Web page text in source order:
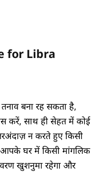
for Libra
बना रह सकता है,
करें, साथ ही सेहत में कोई
न करते हुए किसी
आपके घर में किसी मांगलिक
खुशनुमा रहेगा और